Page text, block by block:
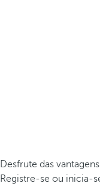
Desfrute das
Registre-se ou inicia-